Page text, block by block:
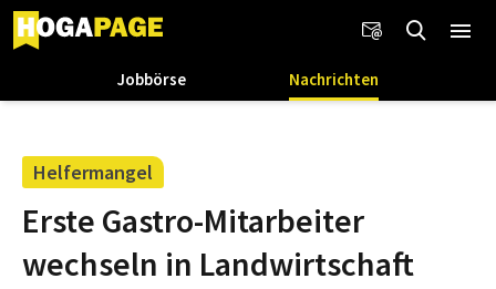
Jobbörse Nachrichten
Helfermangel
Erste Gastro-Mitarbeiter
wechseln in Landwirtschaft